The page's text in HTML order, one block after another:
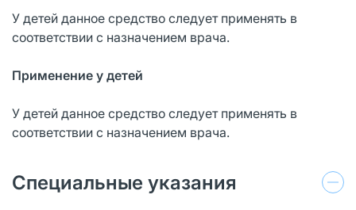
У детей данное средство следует применять в
соответствии с назначением врача.
Применение у детей
У детей данное средство следует применять в
соответствии с назначением врача.
Специальные указания